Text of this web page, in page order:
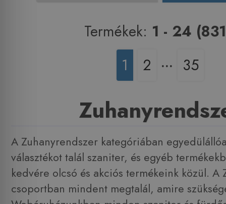
Termékek: 1 - 24
1
2 ‧‧‧ 35
A Zuhanyrendszer kategóriában
választékot talál szaniter, és egyéb
kedvére olcsó és akciós termékeink közül. A
csoportban mindent megtalál, amire